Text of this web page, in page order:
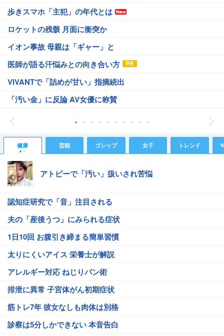
歩きスマホ「主犯」の年代とは
ロケットの残骸 月面に衝突か
イオン事故 母親は「ギャー」と
医師が語る汗悩みとの向き合い方
VIVANTで「詰めが甘い」指摘続出
「汚い金」に反論 AV女優に称賛
健康 芸能 ゴシップ 女子 トレンド
アトピーで「汚い」扱いされ苦悩
認知症研究で「音」注目される
夫の「産後うつ」にみられる症状
1日10回 お腹引き締まる簡単習慣
太りにくいアイス 栄養士が解説
アレルギー対応 ねじりパン術
排泄に異常 子宮体がん初期症状
筋トレ7年 彼女なしも肉体は別格
診察は5分しかできない 本音告白